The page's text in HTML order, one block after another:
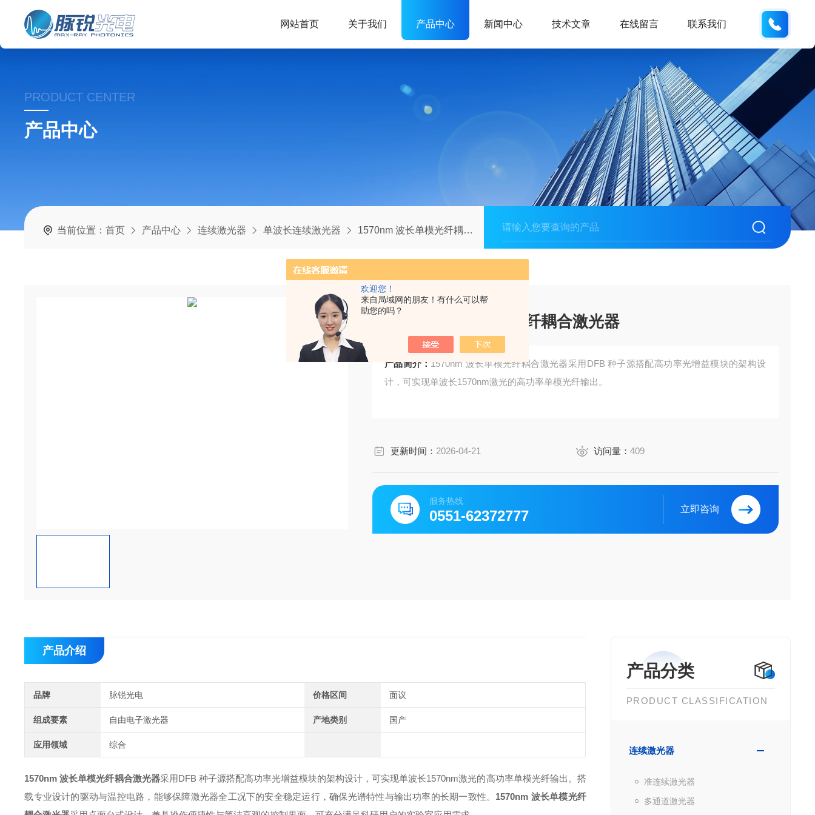
欢迎您！
来自局域网的朋友！有什么可以帮
助您的吗？
网站首页 关于我们 产品中心 新闻中心 技术文章 在线留言 联系我们
PRODUCT CENTER
产品中心
当前位置：首页 产品中心 连续激光器 单波长连续激光器 1570nm 波长单模光纤耦合激光器
1570nm 波长单模光纤耦合激光器
产品简介： 1570nm 波长单模光纤耦合激光器采用DFB 种子源搭配高功率光增益模块的架构设
计，可实现单波长1570nm激光的高功率单模光纤输出。
更新时间： 2026-04-21 访问量： 409
服务热线
0551-62372777 立即咨询
产品分类
PRODUCT CLASSIFICATION
连续激光器
准连续激光器
多通道激光器
产品介绍
品牌 脉锐光电 价格区间 面议
组成要素 自由电子激光器 产地类别 国产
应用领域 综合
1570nm 波长单模光纤耦合激光器采用DFB 种子源搭配高功率光增益模块的架构设计，可实现单波长1570nm激光的高功率单模光纤输出。搭
载专业设计的驱动与温控电路，能够保障激光器全工况下的安全稳定运行，确保光谱特性与输出功率的长期一致性。 1570nm 波长单模光纤